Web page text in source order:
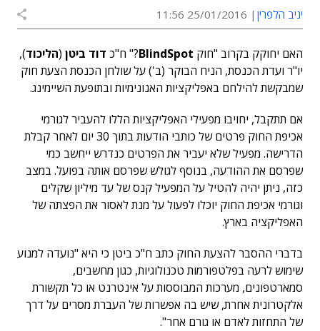
יניב הלפרין 25/01/2016 11:56
האם יחוקק בקרוב "חוק BlindSpot?" ח"כ דוד ביטן (הליכוד),
יו"ר ועדת הכנסת, הניח הבוקר (ב') על שולחן הכנסת הצעת חוק
שמבקשת להילחם באפליקציות האנונימיות ובתופעת השיימינג.
אם תתקבל, יחויבו מפעילי האפליקציות הללו להעביר לגורמי
אכיפת החוק פרטים של כותבי הודעות בתוך 30 יום לאחר קבלת
הדרישה. מפעיל שלא יעביר את הפרטים כנדרש ייחשב כמי
שפרסם את ההודעה, בנוסף לגולש שפרסם אותה בפועל. במצב
כזה, ניתן יהיה להטיל על המפעיל קנס של עד מיליון שקלים
וגורמי אכיפת החוק יוכלו לפעול על מנת לאסור את הפצתה של
האפליקציה בארץ.
בדברי ההסבר להצעת החוק כתב ח"כ ביטן כי היא "נועדה למנוע
שימוש לרעה בפלטפורמות טכנולוגיות, כגון מחשבים,
סמארטפונים, מערכות המבוססות על אינטרנט או כל תקשורת
אלקטרונית אחרת, שיש בה אפשרות של העברת מסרים על דרך
של התחזות לאדם או גורם אחר".